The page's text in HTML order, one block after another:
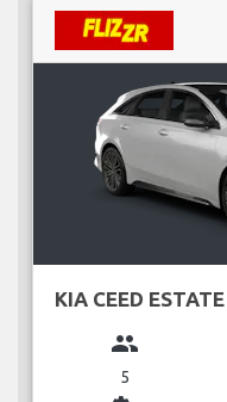
KIA CEED ESTATE
group
5